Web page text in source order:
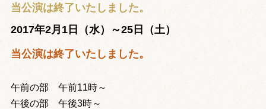
当公演は終了いたしました。
2017年2月1日（水）～25日（土）
当公演は終了いたしました。
午前の部 午前11時～
午後の部 午後3時～